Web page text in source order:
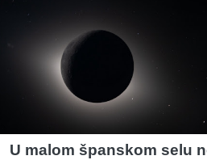
U malom španskom selu